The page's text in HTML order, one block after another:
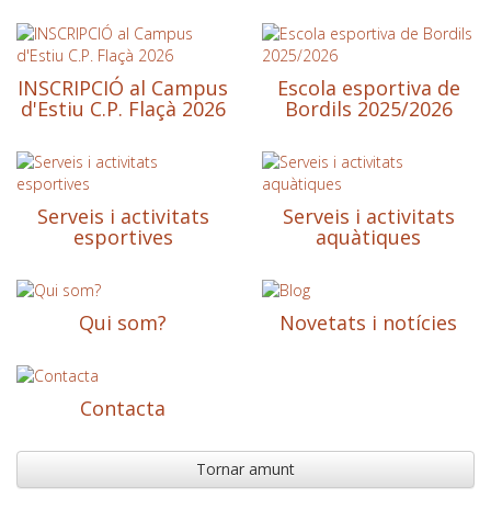
INSCRIPCIÓ al Campus
d'Estiu C.P. Flaçà 2026
Escola esportiva de
Bordils 2025/2026
Serveis i activitats
esportives
Serveis i activitats
aquàtiques
Qui som? Novetats i notícies
Contacta
Tornar amunt